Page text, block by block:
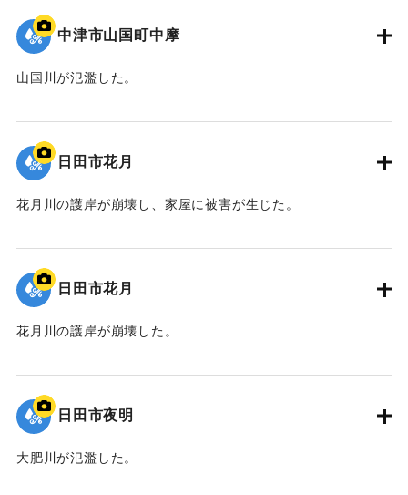
中津市山国町中摩
山国川が氾濫した。
｜固有コード:09922038
日田市花月
花月川の護岸が崩壊し、家屋に被害が生じた。
｜固有コード:09922037
日田市花月
花月川の護岸が崩壊した。
｜固有コード:09922036
日田市夜明
大肥川が氾濫した。